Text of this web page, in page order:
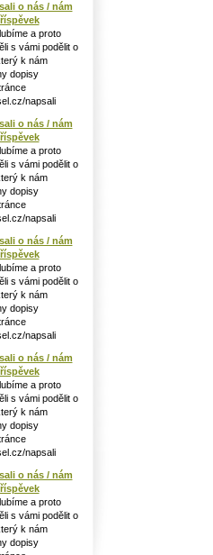
o nás / nám
a proto
s vámi podělit o
k nám
dopisy
napsali
o nás / nám
a proto
s vámi podělit o
k nám
dopisy
napsali
o nás / nám
a proto
s vámi podělit o
k nám
dopisy
napsali
o nás / nám
a proto
s vámi podělit o
k nám
dopisy
napsali
o nás / nám
a proto
s vámi podělit o
k nám
dopisy